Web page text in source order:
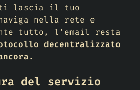
lascia il tuo
naviga nella rete e
tutto, l'email resta
decentralizzato
.
del servizio